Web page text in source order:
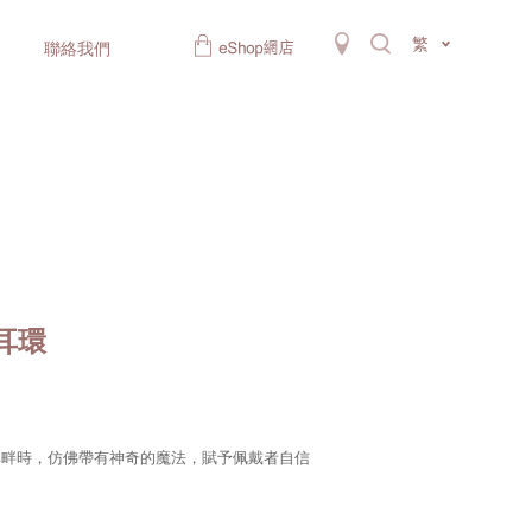
聯絡我們 繁
環
時，仿佛帶有神奇的魔法，賦予佩戴者自信